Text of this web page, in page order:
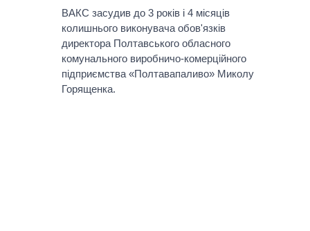
ГОЛОВИ ОБЛАДМІНІСТРАЦІЙ
МЕРИ МІСТ
ВСІ ПЕРСОНИ
ПІДТРИМАТИ
ПОРІВНЯННЯ ПОЛІТИКІВ
ВАКС засудив до 3 років і 4 місяців
колишнього виконувача обов'язків
директора Полтавського обласного
комунального виробничо-комерційного
підприємства «Полтавапаливо» Миколу
Горященка.